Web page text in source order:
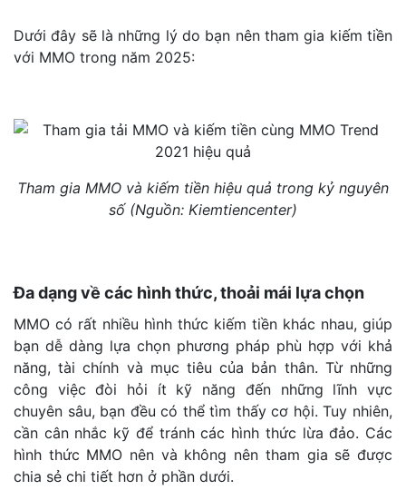
Dưới đây sẽ là những lý do bạn nên tham gia kiếm tiền
với MMO trong năm 2025:
Tham gia MMO và kiếm tiền hiệu quả trong kỷ nguyên
số (Nguồn: Kiemtiencenter)
Đa dạng về các hình thức, thoải mái lựa chọn
MMO có rất nhiều hình thức kiếm tiền khác nhau, giúp
bạn dễ dàng lựa chọn phương pháp phù hợp với khả
năng, tài chính và mục tiêu của bản thân. Từ những
công việc đòi hỏi ít kỹ năng đến những lĩnh vực
chuyên sâu, bạn đều có thể tìm thấy cơ hội. Tuy nhiên,
cần cân nhắc kỹ để tránh các hình thức lừa đảo. Các
hình thức MMO nên và không nên tham gia sẽ được
chia sẻ chi tiết hơn ở phần dưới.